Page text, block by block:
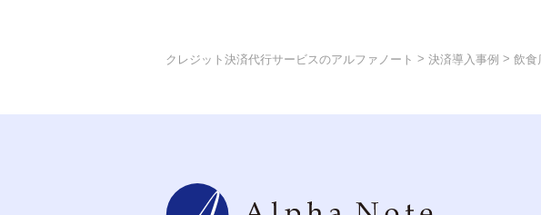
クレジット決済代行サービスのアルファノート > 決済導入事例 > 飲食